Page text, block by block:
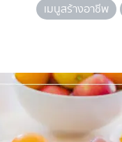
เมนูสร้างอาชีพ